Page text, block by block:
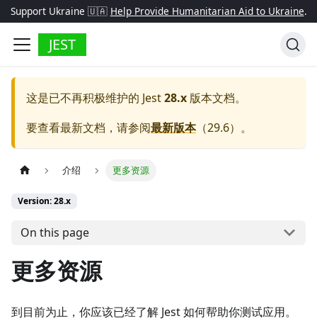
Support Ukraine 🇺🇦 Help Provide Humanitarian Aid to Ukraine.
JEST
这是已不再积极维护的 Jest28.x 版本文档。
要查看最新文档，请参阅最新版本（29.6）。
介绍 更多资源
Version: 28.x
On this page
更多资源
到目前为止，你应该已经了解 Jest 如何帮助你测试应用。